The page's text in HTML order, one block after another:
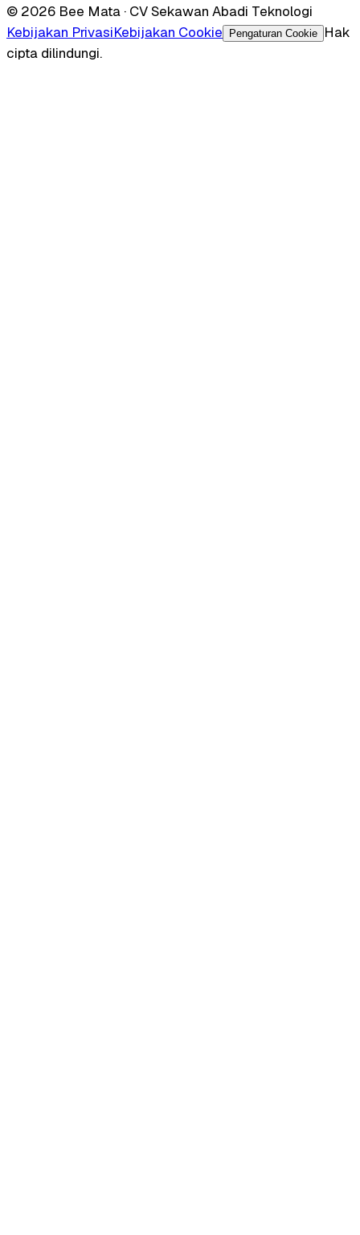
© 2026 Bee Mata · CV Sekawan Abadi Teknologi
Kebijakan PrivasiKebijakan Cookie Pengaturan Cookie
Hak
cipta dilindungi.